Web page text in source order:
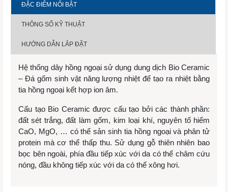
ĐẶC ĐIỂM NỔI BẬT
THÔNG SỐ KỸ THUẬT
HƯỚNG DẪN LẮP ĐẶT
Hệ thống dây hồng ngoại sử dụng dung dịch Bio Ceramic
– Đá gốm sinh vật năng lượng nhiệt để tạo ra nhiệt bằng
tia hồng ngoại kết hợp ion âm.
Cấu tạo Bio Ceramic được cấu tạo bởi các thành phần:
đất sét trắng, đất làm gốm, kim loại khí, nguyên tố hiếm
CaO, MgO, … có thể sản sinh tia hồng ngoại và phân tử
protein mà cơ thể thấp thu. Sử dụng gỗ thiên nhiên bao
bọc bên ngoài, phía đầu tiếp xúc với da có thể châm cứu
nóng, đầu không tiếp xúc với da có thể xông hơi.